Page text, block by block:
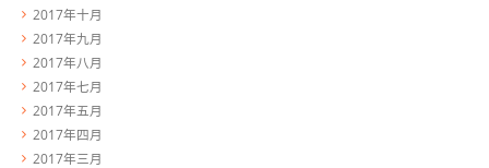
2017年十月
2017年九月
2017年八月
2017年七月
2017年五月
2017年四月
2017年三月